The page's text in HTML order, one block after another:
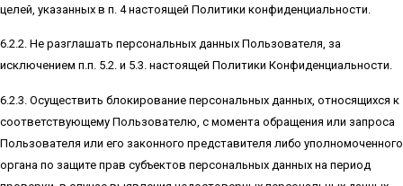
целей, указанных в п. 4 настоящей Политики конфиденциальности.
6.2.2. Не разглашать персональных данных Пользователя, за
исключением п.п. 5.2. и 5.3. настоящей Политики Конфиденциальности.
6.2.3. Осуществить блокирование персональных данных, относящихся к
соответствующему Пользователю, с момента обращения или запроса
Пользователя или его законного представителя либо уполномоченного
органа по защите прав субъектов персональных данных на период